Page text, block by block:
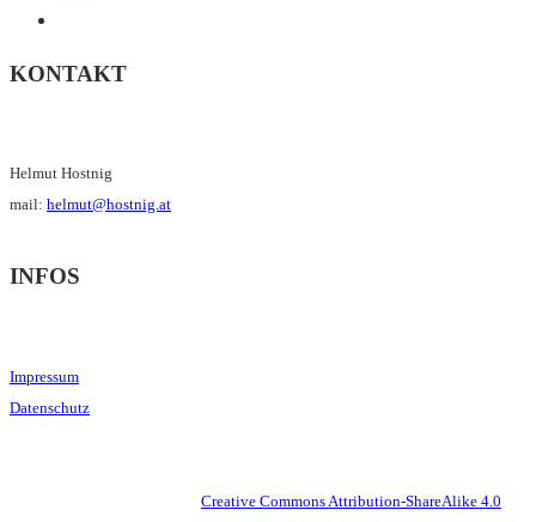
KONTAKT
Helmut Hostnig
mail: helmut@hostnig.at
INFOS
Impressum
Datenschutz
Creative Commons Attribution-ShareAlike 4.0